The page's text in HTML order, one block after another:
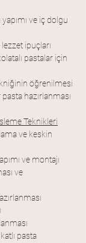
ve iç dolgu
lezzet ipuçları
pastalar için
öğrenilmesi
hazırlanması
Teknikleri
ve keskin
ve montajı
ve
pasta